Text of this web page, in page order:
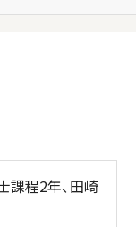
課程2年、田崎